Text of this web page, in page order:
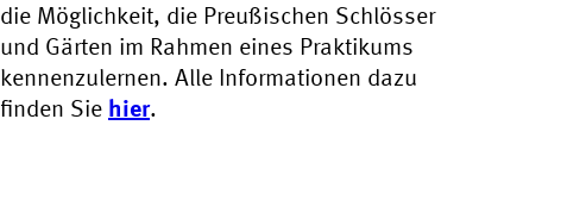
die Möglichkeit, die Preußischen Schlösser
und Gärten im Rahmen eines Praktikums
kennenzulernen. Alle Informationen dazu
finden Sie hier.